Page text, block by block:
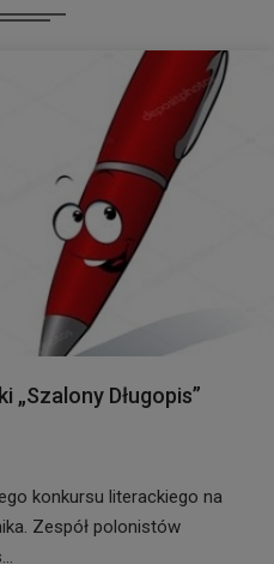
Długopis”
konkursu literackiego na
Zespół polonistów